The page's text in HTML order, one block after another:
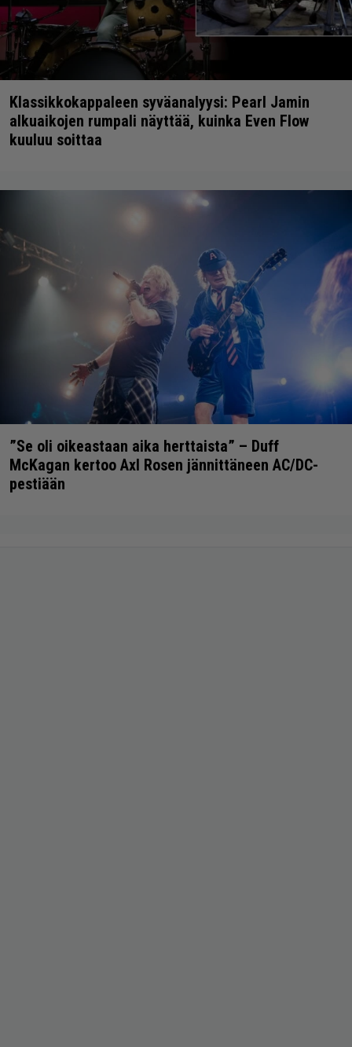
Klassikkokappaleen syväanalyysi: Pearl Jamin
alkuaikojen rumpali näyttää, kuinka Even Flow
kuuluu soittaa
”Se oli oikeastaan aika herttaista” – Duff
McKagan kertoo Axl Rosen jännittäneen AC/DC-
pestiään